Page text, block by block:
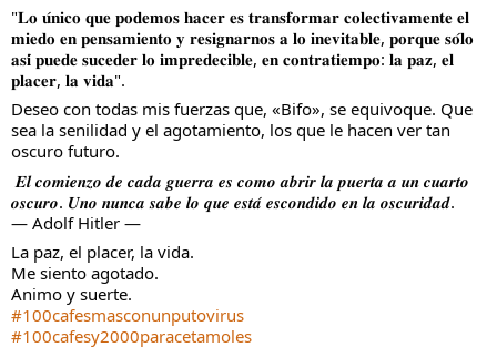
"𝐋𝐨 𝐮́𝐧𝐢𝐜𝐨 𝐪𝐮𝐞 𝐩𝐨𝐝𝐞𝐦𝐨𝐬 𝐡𝐚𝐜𝐞𝐫 𝐞𝐬 𝐭𝐫𝐚𝐧𝐬𝐟𝐨𝐫𝐦𝐚𝐫 𝐜𝐨𝐥𝐞𝐜𝐭𝐢𝐯𝐚𝐦𝐞𝐧𝐭𝐞 𝐞𝐥
𝐦𝐢𝐞𝐝𝐨 𝐞𝐧 𝐩𝐞𝐧𝐬𝐚𝐦𝐢𝐞𝐧𝐭𝐨 𝐲 𝐫𝐞𝐬𝐢𝐠𝐧𝐚𝐫𝐧𝐨𝐬 𝐚 𝐥𝐨 𝐢𝐧𝐞𝐯𝐢𝐭𝐚𝐛𝐥𝐞, 𝐩𝐨𝐫𝐪𝐮𝐞 𝐬𝐨́𝐥𝐨
𝐚𝐬𝐢́ 𝐩𝐮𝐞𝐝𝐞 𝐬𝐮𝐜𝐞𝐝𝐞𝐫 𝐥𝐨 𝐢𝐦𝐩𝐫𝐞𝐝𝐞𝐜𝐢𝐛𝐥𝐞, 𝐞𝐧 𝐜𝐨𝐧𝐭𝐫𝐚𝐭𝐢𝐞𝐦𝐩𝐨: 𝐥𝐚 𝐩𝐚𝐳, 𝐞𝐥
𝐩𝐥𝐚𝐜𝐞𝐫, 𝐥𝐚 𝐯𝐢𝐝𝐚".
Deseo con todas mis fuerzas que, «Bifo», se equivoque. Que
sea la senilidad y el agotamiento, los que le hacen ver tan
oscuro futuro.
𝒐𝒔𝒄𝒖𝒓𝒐. 𝑼𝒏𝒐 𝒏𝒖𝒏𝒄𝒂 𝒔𝒂𝒃𝒆 𝒍𝒐 𝒒𝒖𝒆 𝒆𝒔𝒕𝒂́ 𝒆𝒔𝒄𝒐𝒏𝒅𝒊𝒅𝒐 𝒆𝒏 𝒍𝒂 𝒐𝒔𝒄𝒖𝒓𝒊𝒅𝒂𝒅.
— Adolf Hitler —
La paz, el placer, la vida.
Me siento agotado.
Animo y suerte.
#100cafesmasconunputovirus
#100cafesy2000paracetamoles